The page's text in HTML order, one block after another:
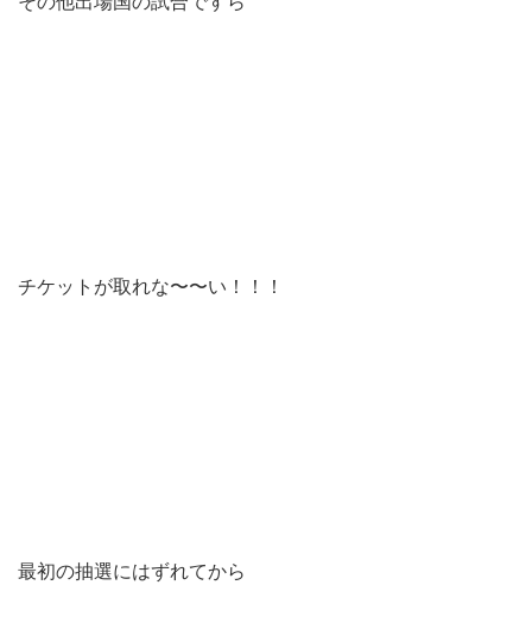
チケットが取れな〜〜い！！！
最初の抽選にはずれてから